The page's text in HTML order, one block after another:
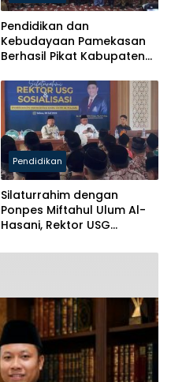
Pendidikan dan
Kebudayaan Pamekasan
Berhasil Pikat Kabupaten
Pendidikan
Silaturrahim dengan
Ponpes Miftahul Ulum Al-
Hasani, Rektor USG
Beasiswa